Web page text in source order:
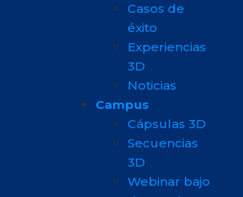
Casos de
éxito
Experiencias
3D
Noticias
Campus
Cápsulas 3D
Secuencias
3D
Webinar bajo